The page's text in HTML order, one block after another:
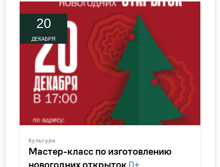
20
ДЕКАБРЯ
Культура
Мастер-класс по изготовлению
0+